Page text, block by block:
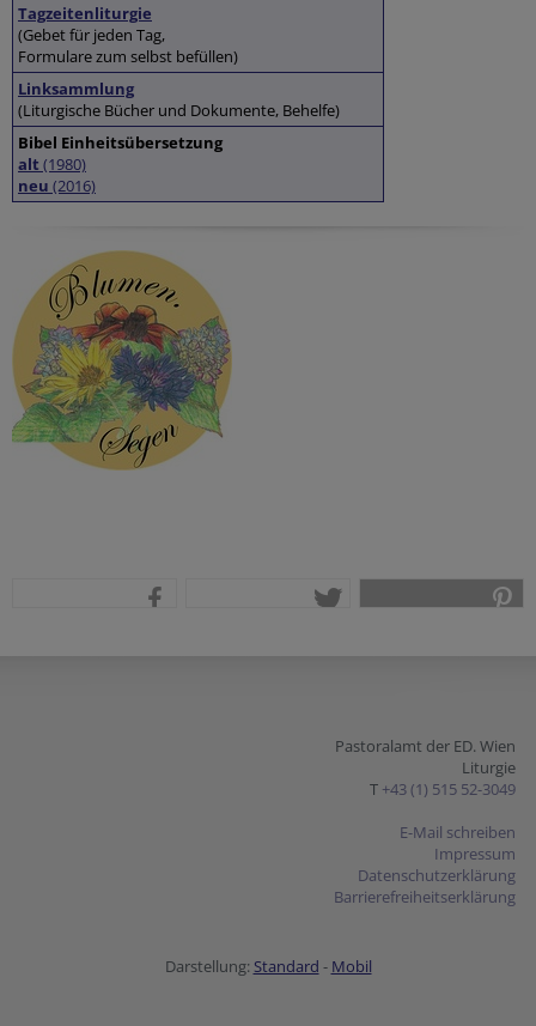
Tagzeitenliturgie
(Gebet für jeden Tag,
Formulare zum selbst befüllen)
Linksammlung
(Liturgische Bücher und Dokumente, Behelfe)
Bibel Einheitsübersetzung
alt (1980)
neu (2016)
Pastoralamt der ED. Wien
Liturgie
T +43 (1) 515 52-3049
E-Mail schreiben
Impressum
Datenschutzerklärung
Barrierefreiheitserklärung
Darstellung: Standard - Mobil